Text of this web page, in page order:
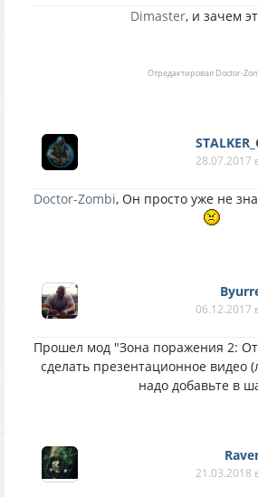
Dimaster, и зачем
Отредактировал Doctor-
28.07.2017
Doctor-Zombi, Он просто уже не
06.12.2017
Прошел мод "Зона поражения 2:
сделать презентационное видео
надо добавьте в
21.03.2018